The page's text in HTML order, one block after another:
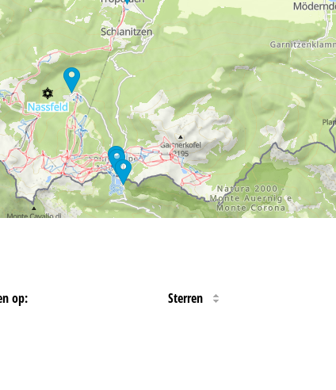
op: Sterren